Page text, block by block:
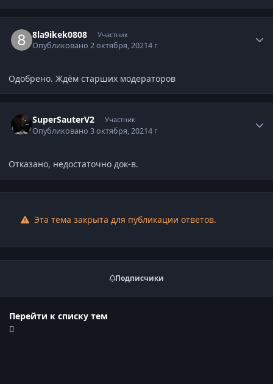
8la9ikek0808 Участник
Опубликовано2 октября, 20214 г
Одобрено. Ждём старших модераторов
SuperSauterV2 Участник
Опубликовано3 октября, 20214 г
Отказано, недостаточно док-в.
Эта тема закрыта для публикации ответов.
Подписчики
Перейти к списку тем